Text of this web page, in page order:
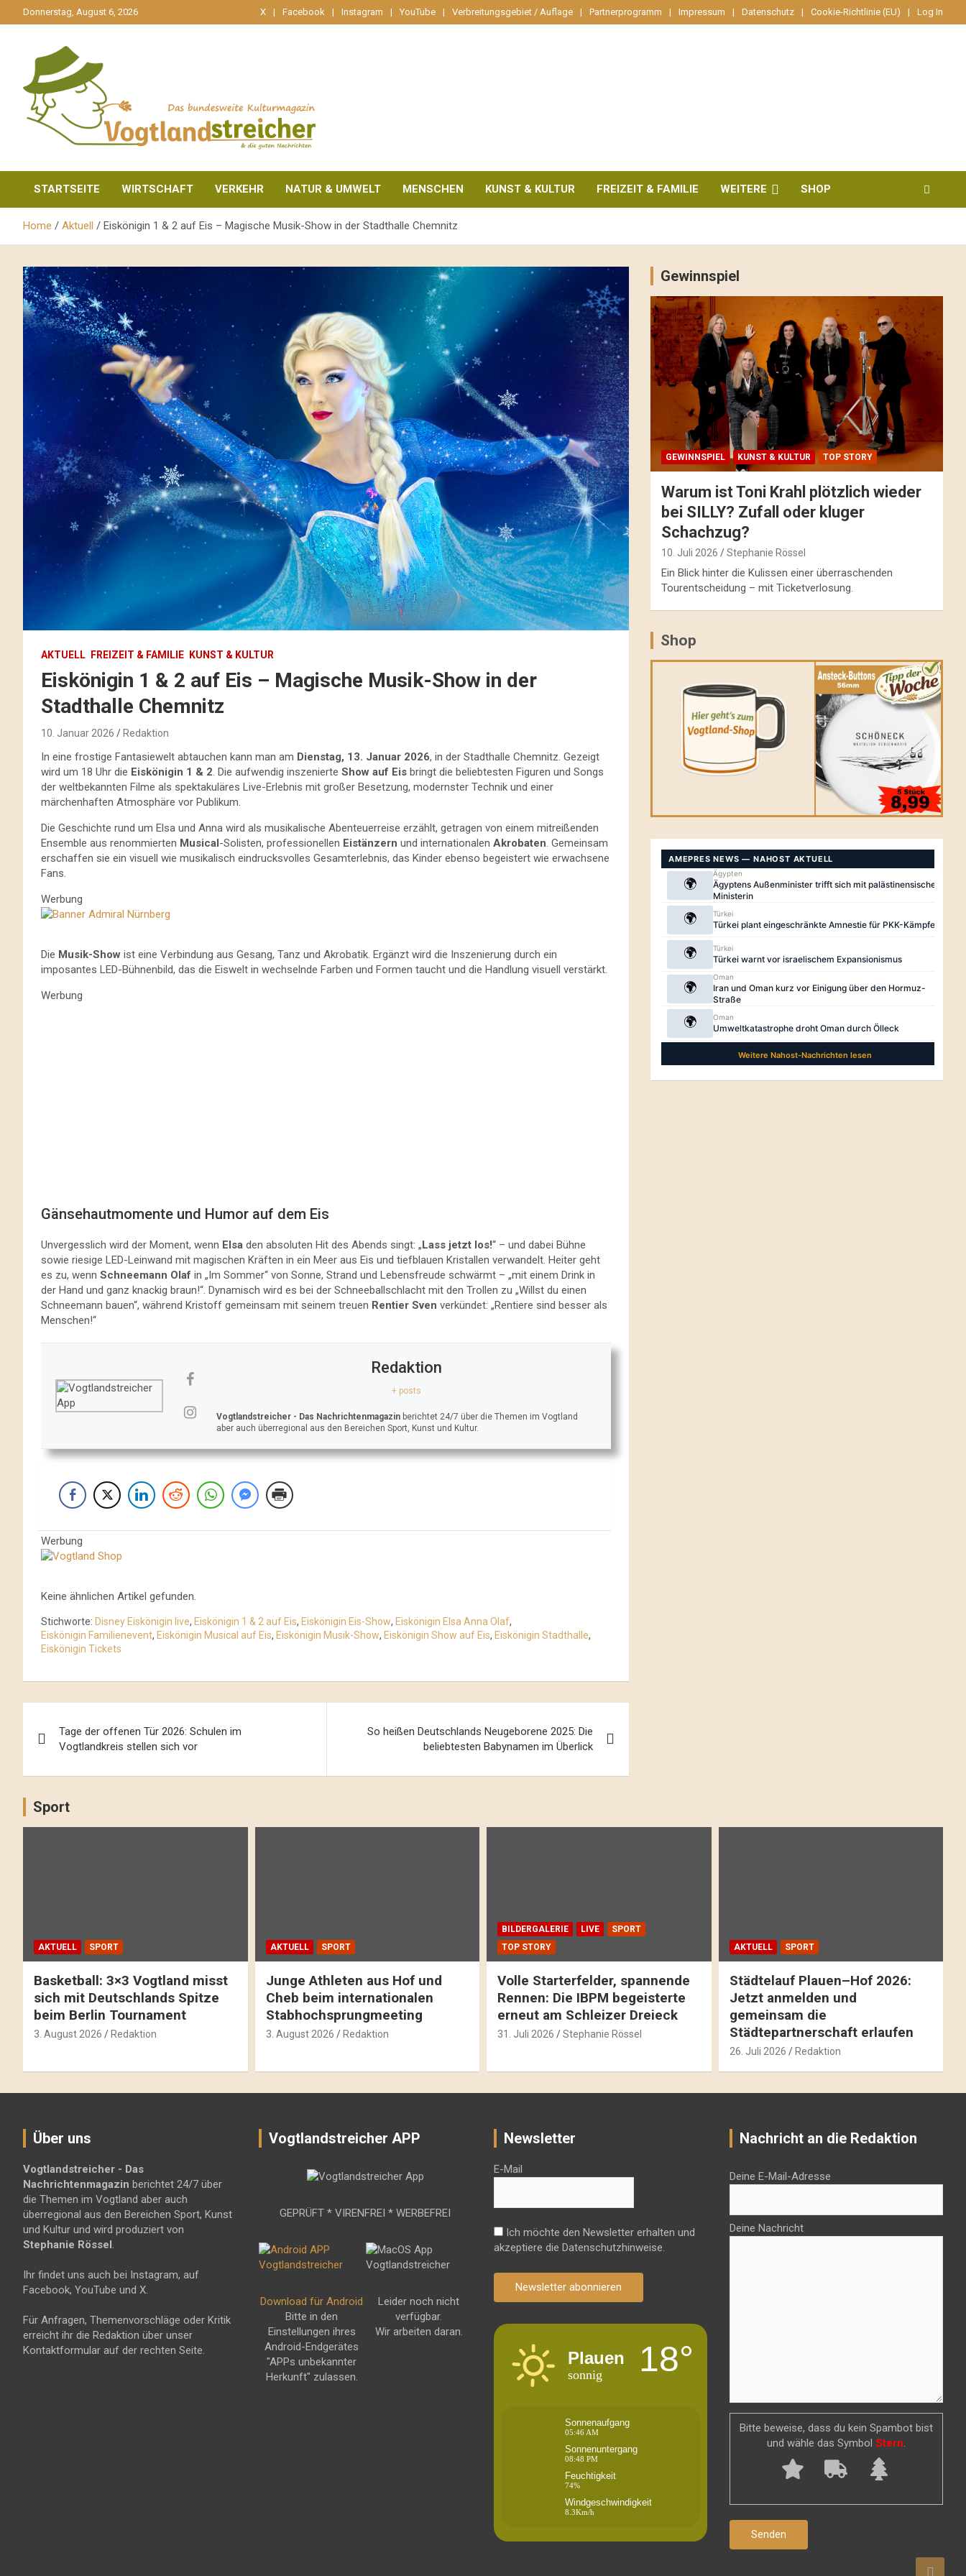
zum
Donnerstag, August 6, 2026 X Facebook Instagram YouTube Verbreitungsgebiet / Auflage Partnerprogramm Impressum Datenschutz Cookie-Richtlinie (EU) Log In
Vogtlandstreicher
STARTSEITE WIRTSCHAFT VERKEHR NATUR & UMWELT MENSCHEN KUNST & KULTUR FREIZEIT & FAMILIE WEITERE SHOP
Home Aktuell Eiskönigin 1 & 2 auf Eis – Magische Musik-Show in der Stadthalle Chemnitz
AKTUELL FREIZEIT & FAMILIE KUNST & KULTUR
Eiskönigin 1 & 2 auf Eis – Magische Musik-Show in der
Stadthalle Chemnitz
10. Januar 2026 Redaktion
In eine frostige Fantasiewelt abtauchen kann man am Dienstag, 13. Januar 2026, in der Stadthalle Chemnitz. Gezeigt
wird um 18 Uhr die Eiskönigin 1 & 2 . Die aufwendig inszenierte Show auf Eis bringt die beliebtesten Figuren und Songs
der weltbekannten Filme als spektakuläres Live-Erlebnis mit großer Besetzung, modernster Technik und einer
märchenhaften Atmosphäre vor Publikum.
Die Geschichte rund um Elsa und Anna wird als musikalische Abenteuerreise erzählt, getragen von einem mitreißenden
Ensemble aus renommierten Musical-Solisten, professionellen Eistänzern und internationalen Akrobaten . Gemeinsam
erschaffen sie ein visuell wie musikalisch eindrucksvolles Gesamterlebnis, das Kinder ebenso begeistert wie erwachsene
Fans.
Werbung
Die Musik-Show ist eine Verbindung aus Gesang, Tanz und Akrobatik. Ergänzt wird die Inszenierung durch ein
imposantes LED-Bühnenbild, das die Eiswelt in wechselnde Farben und Formen taucht und die Handlung visuell verstärkt.
Werbung
Gänsehautmomente und Humor auf dem Eis
Unvergesslich wird der Moment, wenn Elsa den absoluten Hit des Abends singt: „Lass jetzt los!“ – und dabei Bühne
sowie riesige LED-Leinwand mit magischen Kräften in ein Meer aus Eis und tiefblauen Kristallen verwandelt. Heiter geht
es zu, wenn Schneemann Olaf in „Im Sommer“ von Sonne, Strand und Lebensfreude schwärmt – „mit einem Drink in
der Hand und ganz knackig braun!“. Dynamisch wird es bei der Schneeballschlacht mit den Trollen zu „Willst du einen
Schneemann bauen“, während Kristoff gemeinsam mit seinem treuen Rentier Sven verkündet: „Rentiere sind besser als
Menschen!“
Redaktion
+ posts
Vogtlandstreicher - Das Nachrichtenmagazin berichtet 24/7 über die Themen im Vogtland
aber auch überregional aus den Bereichen Sport, Kunst und Kultur.
Werbung
Keine ähnlichen Artikel gefunden.
Stichworte: Disney Eiskönigin live, Eiskönigin 1 & 2 auf Eis, Eiskönigin Eis-Show, Eiskönigin Elsa Anna Olaf,
Eiskönigin Familienevent, Eiskönigin Musical auf Eis, Eiskönigin Musik-Show, Eiskönigin Show auf Eis, Eiskönigin Stadthalle,
Eiskönigin Tickets
Navigation
Tage der offenen Tür 2026: Schulen im
Vogtlandkreis stellen sich vor
So heißen Deutschlands Neugeborene 2025: Die
beliebtesten Babynamen im Überlick
Gewinnspiel
GEWINNSPIEL KUNST & KULTUR TOP STORY
Warum ist Toni Krahl plötzlich wieder
bei SILLY? Zufall oder kluger
Schachzug?
10. Juli 2026 Stephanie Rössel
Ein Blick hinter die Kulissen einer überraschenden
Tourentscheidung – mit Ticketverlosung.
Shop
Sport
AKTUELL SPORT
Basketball: 3×3 Vogtland misst
sich mit Deutschlands Spitze
beim Berlin Tournament
3. August 2026 Redaktion
AKTUELL SPORT
Junge Athleten aus Hof und
Cheb beim internationalen
Stabhochsprungmeeting
3. August 2026 Redaktion
BILDERGALERIE LIVE
SPORT
TOP STORY
Volle Starterfelder, spannende
Rennen: Die IBPM begeisterte
erneut am Schleizer Dreieck
31. Juli 2026 Stephanie Rössel
AKTUELL SPORT
Städtelauf Plauen–Hof 2026:
Jetzt anmelden und
gemeinsam die
Städtepartnerschaft erlaufen
26. Juli 2026 Redaktion
Über uns
Vogtlandstreicher - Das
Nachrichtenmagazin berichtet 24/7 über
die Themen im Vogtland aber auch
überregional aus den Bereichen Sport, Kunst
und Kultur und wird produziert von
Stephanie Rössel.
Ihr findet uns auch bei Instagram, auf
Facebook, YouTube und X.
Für Anfragen, Themenvorschläge oder Kritik
erreicht ihr die Redaktion über unser
Kontaktformular auf der rechten Seite.
Vogtlandstreicher APP
GEPRÜFT * VIRENFREI * WERBEFREI
Download für Android
Bitte in den
Einstellungen ihres
Android-Endgerätes
"APPs unbekannter
Herkunft" zulassen.
Leider noch nicht
verfügbar.
Wir arbeiten daran.
Newsletter
E-Mail
Ich möchte den Newsletter erhalten und
akzeptiere die Datenschutzhinweise.
Newsletter abonnieren
Plauen
sonnig 18°
Sonnenaufgang
05:46 AM
Sonnenuntergang
08:48 PM
Feuchtigkeit
74%
Windgeschwindigkeit
8.3Km/h
Nachricht an die Redaktion
Deine E-Mail-Adresse
Deine Nachricht
Bitte beweise, dass du kein Spambot bist
und wähle das Symbol Stern.